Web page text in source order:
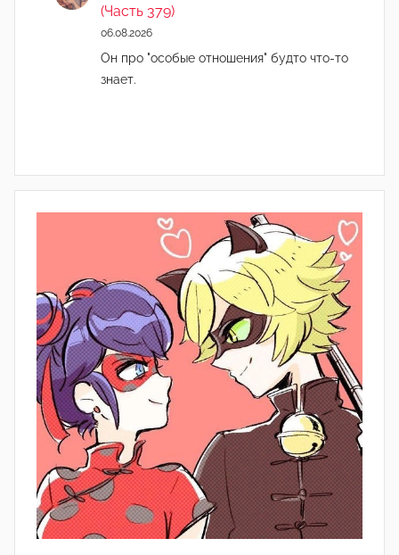
(Часть 379)
06.08.2026
Он про "особые отношения" будто что-то
знает.